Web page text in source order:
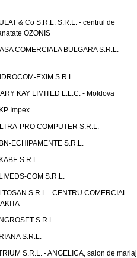
& Co S.R.L. S.R.L. - centrul de
OZONIS
COMERCIALA BULGARA S.R.L.
EXIM S.R.L.
KAY LIMITED L.L.C. - Moldova
Impex
PRO COMPUTER S.R.L.
ECHIPAMENTE S.R.L.
S.R.L.
COM S.R.L.
S.R.L - CENTRU COMERCIAL
S.R.L.
S.R.L.
S.R.L. - ANGELICA, salon de mariaj